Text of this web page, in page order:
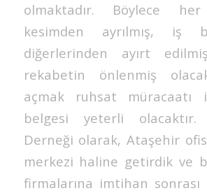
olmaktadır. Böylece
kesimden ayrılmış, iş
diğerlerinden ayırt
rekabetin önlenmiş
açmak ruhsat müracaatı
belgesi yeterli olacaktır.
Derneği olarak, Ataşehir
merkezi haline getirdik ve
firmalarına imtihan